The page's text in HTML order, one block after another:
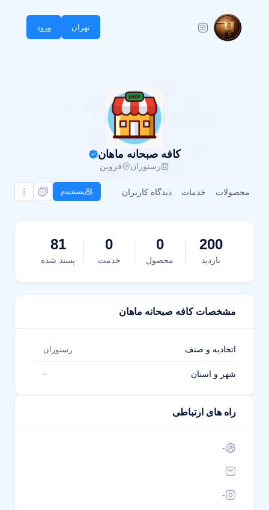
تهران ورود
کافه صبحانه ماهان
رستوران قزوین
محصولات خدمات دیدگاه کاربران پسندیدم
200
بازدید
0
محصول
0
خدمت
81
پسند شده
مشخصات کافه صبحانه ماهان
اتحادیه و صنف رستوران
شهر و استان -
راه های ارتباطی
-
-